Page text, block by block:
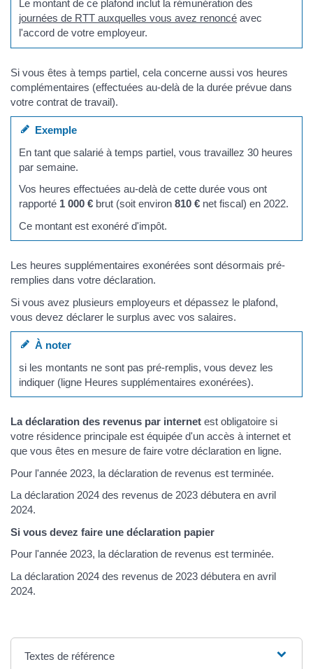
Le montant de ce plafond inclut la rémunération des
journées de RTT auxquelles vous avez renoncé avec
l'accord de votre employeur.
Si vous êtes à temps partiel, cela concerne aussi vos heures
complémentaires (effectuées au-delà de la durée prévue dans
votre contrat de travail).
Exemple
En tant que salarié à temps partiel, vous travaillez 30 heures
par semaine.
Vos heures effectuées au-delà de cette durée vous ont
rapporté 1 000 € brut (soit environ810 € net fiscal) en 2022.
Ce montant est exonéré d'impôt.
Les heures supplémentaires exonérées sont désormais pré-
remplies dans votre déclaration.
Si vous avez plusieurs employeurs et dépassez le plafond,
vous devez déclarer le surplus avec vos salaires.
À noter
si les montants ne sont pas pré-remplis, vous devez les
indiquer (ligne Heures supplémentaires exonérées).
La déclaration des revenus par internet est obligatoire si
votre résidence principale est équipée d'un accès à internet et
que vous êtes en mesure de faire votre déclaration en ligne.
Pour l'année 2023, la déclaration de revenus est terminée.
La déclaration 2024 des revenus de 2023 débutera en avril
2024.
Si vous devez faire une déclaration papier
Pour l'année 2023, la déclaration de revenus est terminée.
La déclaration 2024 des revenus de 2023 débutera en avril
2024.
Textes de référence